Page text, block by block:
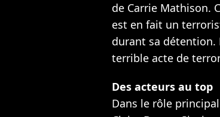
de Carrie Mathison.
est en fait un
durant sa détention.
terrible acte de
Des acteurs au top
Dans le rôle